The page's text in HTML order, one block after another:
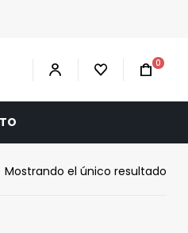
0
Mostrando el único resultado